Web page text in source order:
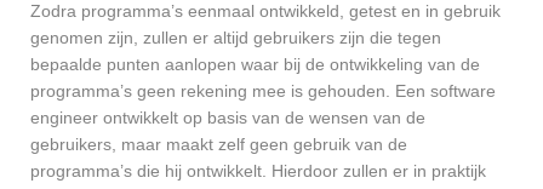
Zodra programma’s eenmaal ontwikkeld, getest en in gebruik
genomen zijn, zullen er altijd gebruikers zijn die tegen
bepaalde punten aanlopen waar bij de ontwikkeling van de
programma’s geen rekening mee is gehouden. Een software
engineer ontwikkelt op basis van de wensen van de
gebruikers, maar maakt zelf geen gebruik van de
programma’s die hij ontwikkelt. Hierdoor zullen er in praktijk